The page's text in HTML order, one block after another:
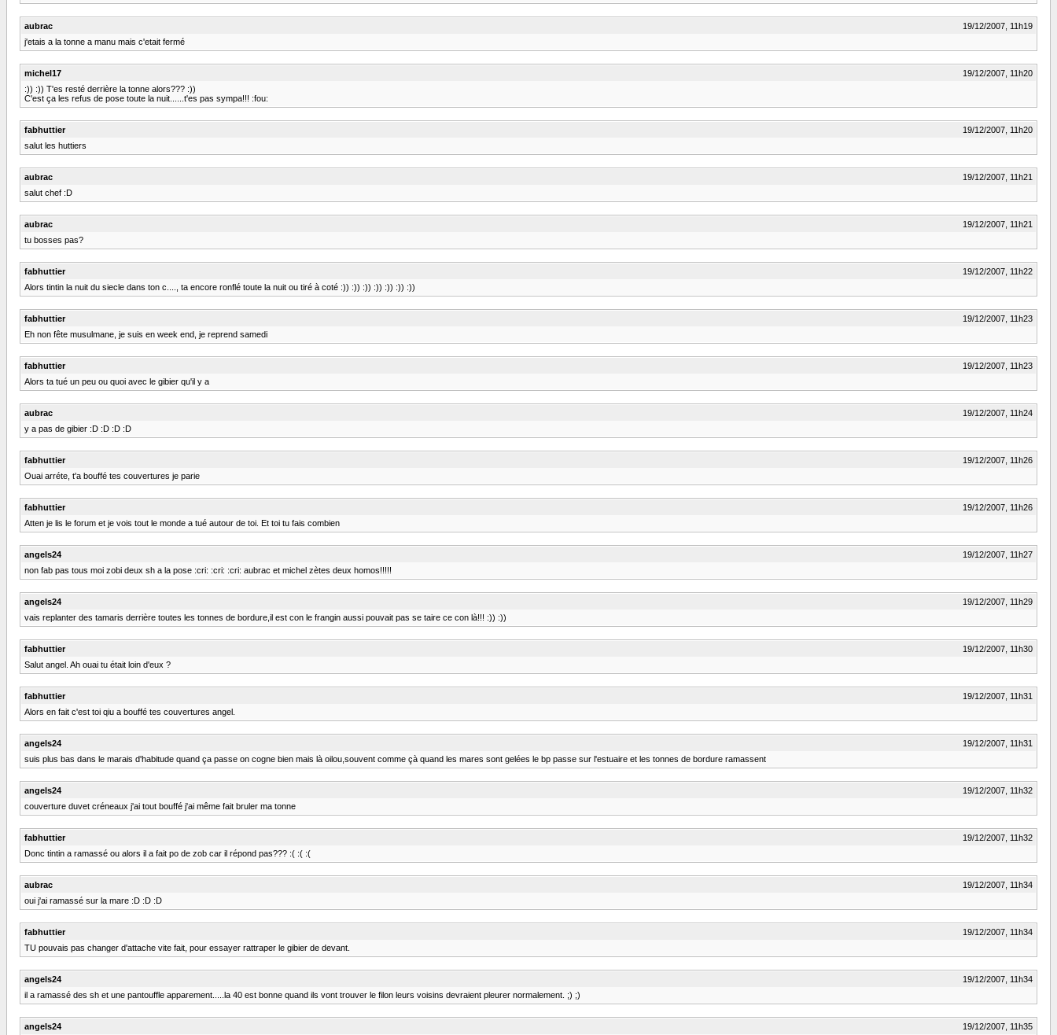
aubrac
19/12/2007, 11h19
j'etais a la tonne a manu mais c'etait fermé
michel17
19/12/2007, 11h20
:)) :)) T'es resté derrière la tonne alors??? :))
C'est ça les refus de pose toute la nuit......t'es pas sympa!!! :fou:
fabhuttier
19/12/2007, 11h20
salut les huttiers
aubrac
19/12/2007, 11h21
salut chef :D
aubrac
19/12/2007, 11h21
tu bosses pas?
fabhuttier
19/12/2007, 11h22
Alors tintin la nuit du siecle dans ton c...., ta encore ronflé toute la nuit ou tiré à coté :)) :)) :)) :)) :)) :)) :))
fabhuttier
19/12/2007, 11h23
Eh non fête musulmane, je suis en week end, je reprend samedi
fabhuttier
19/12/2007, 11h23
Alors ta tué un peu ou quoi avec le gibier qu'il y a
aubrac
19/12/2007, 11h24
y a pas de gibier :D :D :D :D
fabhuttier
19/12/2007, 11h26
Ouai arréte, t'a bouffé tes couvertures je parie
fabhuttier
19/12/2007, 11h26
Atten je lis le forum et je vois tout le monde a tué autour de toi. Et toi tu fais combien
angels24
19/12/2007, 11h27
non fab pas tous moi zobi deux sh a la pose :cri: :cri: :cri: aubrac et michel zètes deux homos!!!!!
angels24
19/12/2007, 11h29
vais replanter des tamaris derrière toutes les tonnes de bordure,il est con le frangin aussi pouvait pas se taire ce con là!!! :)) :))
fabhuttier
19/12/2007, 11h30
Salut angel. Ah ouai tu était loin d'eux ?
fabhuttier
19/12/2007, 11h31
Alors en fait c'est toi qiu a bouffé tes couvertures angel.
angels24
19/12/2007, 11h31
suis plus bas dans le marais d'habitude quand ça passe on cogne bien mais là oilou,souvent comme çà quand les mares sont gelées le bp passe sur l'estuaire et les tonnes de bordure ramassent
angels24
19/12/2007, 11h32
couverture duvet créneaux j'ai tout bouffé j'ai même fait bruler ma tonne
fabhuttier
19/12/2007, 11h32
Donc tintin a ramassé ou alors il a fait po de zob car il répond pas??? :( :( :(
aubrac
19/12/2007, 11h34
oui j'ai ramassé sur la mare :D :D :D
fabhuttier
19/12/2007, 11h34
TU pouvais pas changer d'attache vite fait, pour essayer rattraper le gibier de devant.
angels24
19/12/2007, 11h34
il a ramassé des sh et une pantouffle apparement.....la 40 est bonne quand ils vont trouver le filon leurs voisins devraient pleurer normalement. ;) ;)
angels24 19/12/2007, 11h35